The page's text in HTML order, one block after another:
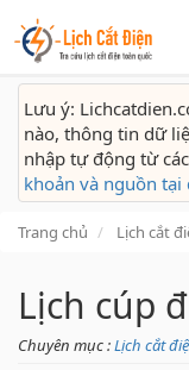
Lưu ý:
nào, thông tin dữ
nhập tự động từ
khoản và nguồn tại
Trang chủ Lịch cắt
Lịch cúp
Chuyên mục :Lịch cắt